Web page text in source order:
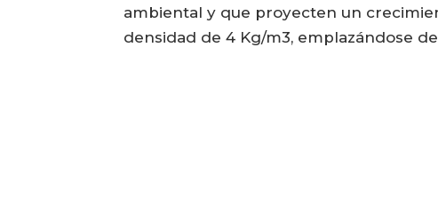
ambiental y que proyecten un
densidad de 4 Kg/m3, emplazándose